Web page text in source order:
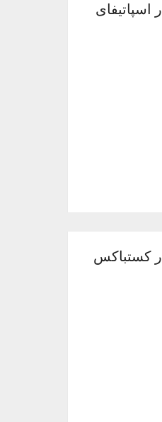
کستباکس